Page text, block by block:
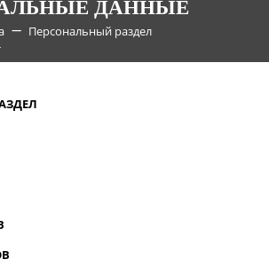
ДАННЫЕ
Персональный раздел